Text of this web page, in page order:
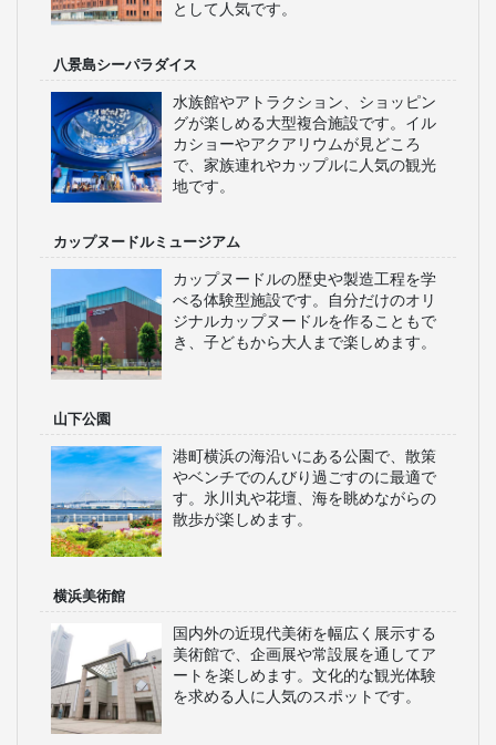
として人気です。
八景島シーパラダイス
水族館やアトラクション、ショッピン
グが楽しめる大型複合施設です。イル
カショーやアクアリウムが見どころ
で、家族連れやカップルに人気の観光
地です。
カップヌードルミュージアム
カップヌードルの歴史や製造工程を学
べる体験型施設です。自分だけのオリ
ジナルカップヌードルを作ることもで
き、子どもから大人まで楽しめます。
山下公園
港町横浜の海沿いにある公園で、散策
やベンチでのんびり過ごすのに最適で
す。氷川丸や花壇、海を眺めながらの
散歩が楽しめます。
横浜美術館
国内外の近現代美術を幅広く展示する
美術館で、企画展や常設展を通してア
ートを楽しめます。文化的な観光体験
を求める人に人気のスポットです。